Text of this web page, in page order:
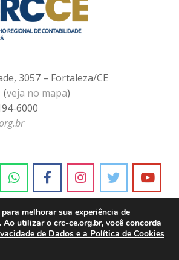
3057 – Fortaleza/CE
(veja no mapa)
6000
melhorar sua experiência de
utilizar o crc-ce.org.br, você concorda
de Dados e a Política de Cookies